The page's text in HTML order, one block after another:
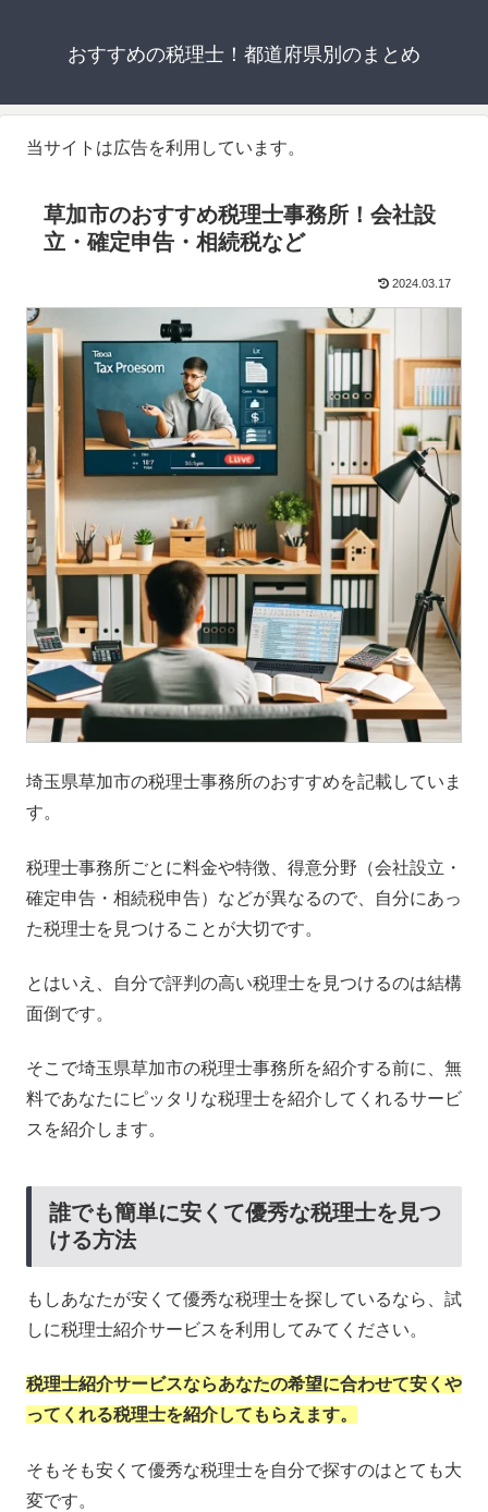
おすすめの税理士！都道府県別のまとめ
当サイトは広告を利用しています。
草加市のおすすめ税理士事務所！会社設
立・確定申告・相続税など
2024.03.17
埼玉県草加市の税理士事務所のおすすめを記載していま
す。
税理士事務所ごとに料金や特徴、得意分野（会社設立・
確定申告・相続税申告）などが異なるので、自分にあっ
た税理士を見つけることが大切です。
とはいえ、自分で評判の高い税理士を見つけるのは結構
面倒です。
そこで埼玉県草加市の税理士事務所を紹介する前に、無
料であなたにピッタリな税理士を紹介してくれるサービ
スを紹介します。
誰でも簡単に安くて優秀な税理士を見つ
ける方法
もしあなたが安くて優秀な税理士を探しているなら、試
しに税理士紹介サービスを利用してみてください。
税理士紹介サービスならあなたの希望に合わせて安くや
ってくれる税理士を紹介してもらえます。
そもそも安くて優秀な税理士を自分で探すのはとても大
変です。